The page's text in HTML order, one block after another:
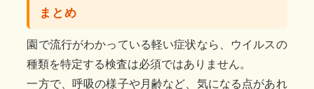
まとめ
園で流行がわかっている軽い症状なら、ウイルスの
種類を特定する検査は必須ではありません。
一方で、呼吸の様子や月齢など、気になる点があれ